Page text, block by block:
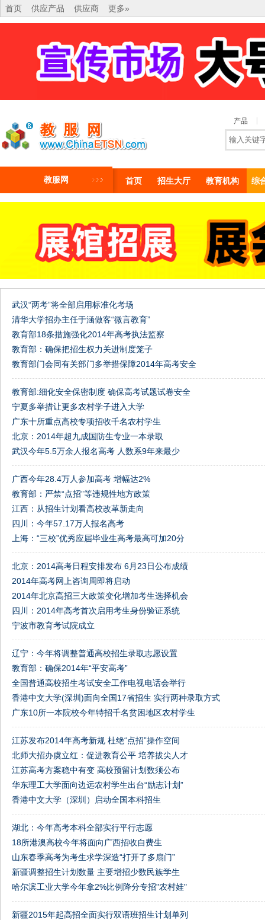
首页 供应产品 供应商 更多»
产品
教服网 首页 招生大厅 教育机构 综
武汉“两考”将全部启用标准化考场
清华大学招办主任于涵做客“微言教育”
教育部18条措施强化2014年高考执法监察
教育部：确保把招生权力关进制度笼子
教育部门会同有关部门多举措保障2014年高考安全
教育部:细化安全保密制度 确保高考试题试卷安全
宁夏多举措让更多农村学子进入大学
广东十所重点高校专项招收千名农村学生
北京：2014年超九成国防生专业一本录取
武汉今年5.5万余人报名高考 人数系9年来最少
广西今年28.4万人参加高考 增幅达2%
教育部：严禁“点招”等违规性地方政策
江西：从招生计划看高校改革新走向
四川：今年57.17万人报名高考
上海：“三校”优秀应届毕业生高考最高可加20分
北京：2014高考日程安排发布 6月23日公布成绩
2014年高考网上咨询周即将启动
2014年北京高招三大政策变化增加考生选择机会
四川：2014年高考首次启用考生身份验证系统
宁波市教育考试院成立
辽宁：今年将调整普通高校招生录取志愿设置
教育部：确保2014年“平安高考”
全国普通高校招生考试安全工作电视电话会举行
香港中文大学(深圳)面向全国17省招生 实行两种录取方式
广东10所一本院校今年特招千名贫困地区农村学生
江苏发布2014年高考新规 杜绝“点招”操作空间
北师大招办虞立红：促进教育公平 培养拔尖人才
江苏高考方案稳中有变 高校预留计划数须公布
华东理工大学面向边远农村学生出台“励志计划”
香港中文大学（深圳）启动全国本科招生
湖北：今年高考本科全部实行平行志愿
18所港澳高校今年将面向广西招收自费生
山东春季高考为考生求学深造“打开了多扇门”
新疆调整招生计划数量 主要增招少数民族学生
哈尔滨工业大学今年拿2%比例降分专招"农村娃"
新疆2015年起高招全面实行双语班招生计划单列